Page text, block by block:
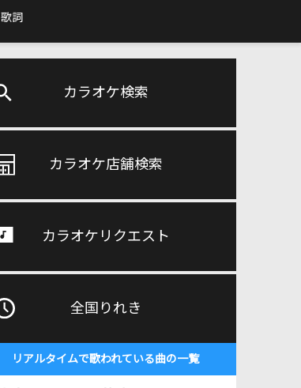
歌詞
カラオケ検索
カラオケ店舗検索
カラオケリクエスト
全国りれき
リアルタイムで歌われている曲の一覧